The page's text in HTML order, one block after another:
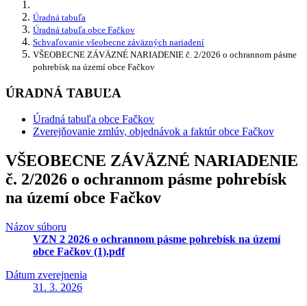
Úradná tabuľa
Úradná tabuľa obce Fačkov
Schvaľovanie všeobecne záväzných nariadení
VŠEOBECNE ZÁVÄZNÉ NARIADENIE č. 2/2026 o ochrannom pásme
pohrebísk na území obce Fačkov
ÚRADNÁ TABUĽA
Úradná tabuľa obce Fačkov
Zverejňovanie zmlúv, objednávok a faktúr obce Fačkov
VŠEOBECNE ZÁVÄZNÉ NARIADENIE
č. 2/2026 o ochrannom pásme pohrebísk
na území obce Fačkov
Názov súboru
VZN 2 2026 o ochrannom pásme pohrebísk na území
obce Fačkov (1).pdf
Dátum zverejnenia
31. 3. 2026